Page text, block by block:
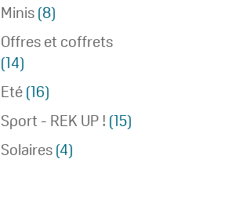
Minis(8)
Offres et coffrets
(14)
Eté(16)
Sport - REK UP ! (15)
Solaires(4)